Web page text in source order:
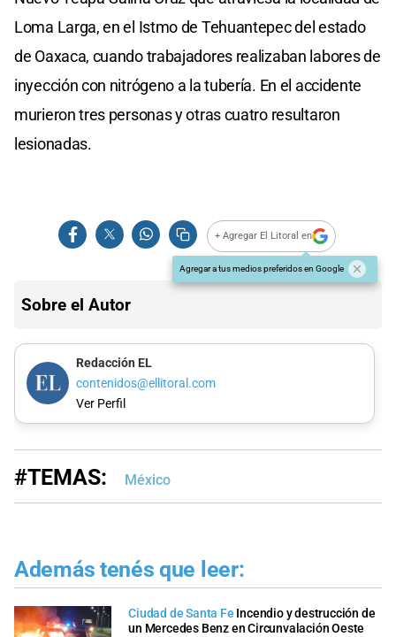
Loma Larga, en el Istmo de Tehuantepec del estado
de Oaxaca, cuando trabajadores realizaban labores de
inyección con nitrógeno a la tubería. En el accidente
murieron tres personas y otras cuatro resultaron
lesionadas.
+ Agregar El Litoral en
Agregar a tus medios preferidos en Google
Sobre el Autor
Redacción EL
contenidos@ellitoral.com
Ver Perfil
#TEMAS: México
Además tenés que leer:
Ciudad de Santa Fe Incendio y destrucción de
un Mercedes Benz en Circunvalación Oeste